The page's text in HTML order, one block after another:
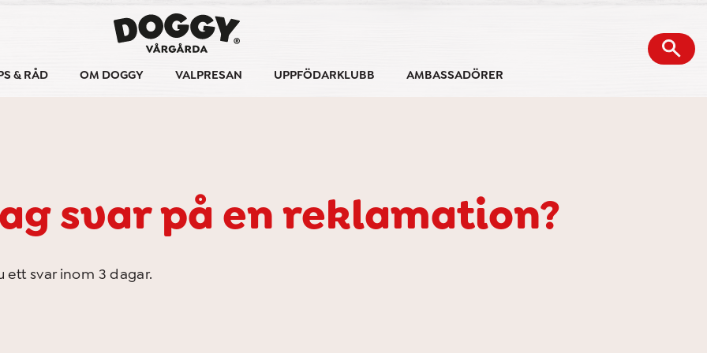
& RÅD OM DOGGY VALPRESAN UPPFÖDARKLUBB AMBASSADÖRER
svar på en reklamation?
ett svar inom 3 dagar.